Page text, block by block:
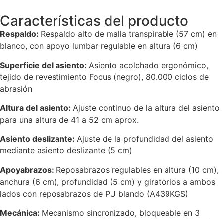
Características del producto
Respaldo: Respaldo alto de malla transpirable (57 cm) en
blanco, con apoyo lumbar regulable en altura (6 cm)
Superficie del asiento: Asiento acolchado ergonómico,
tejido de revestimiento Focus (negro), 80.000 ciclos de
abrasión
Altura del asiento: Ajuste continuo de la altura del asiento
para una altura de 41 a 52 cm aprox.
Asiento deslizante: Ajuste de la profundidad del asiento
mediante asiento deslizante (5 cm)
Apoyabrazos: Reposabrazos regulables en altura (10 cm),
anchura (6 cm), profundidad (5 cm) y giratorios a ambos
lados con reposabrazos de PU blando (A439KGS)
Mecánica: Mecanismo sincronizado, bloqueable en 3